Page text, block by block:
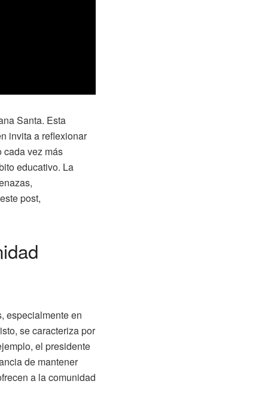
Santa. Esta
invita a reflexionar
cada vez más
educativo. La
post,
especialmente en
se caracteriza por
el presidente
de mantener
a la comunidad